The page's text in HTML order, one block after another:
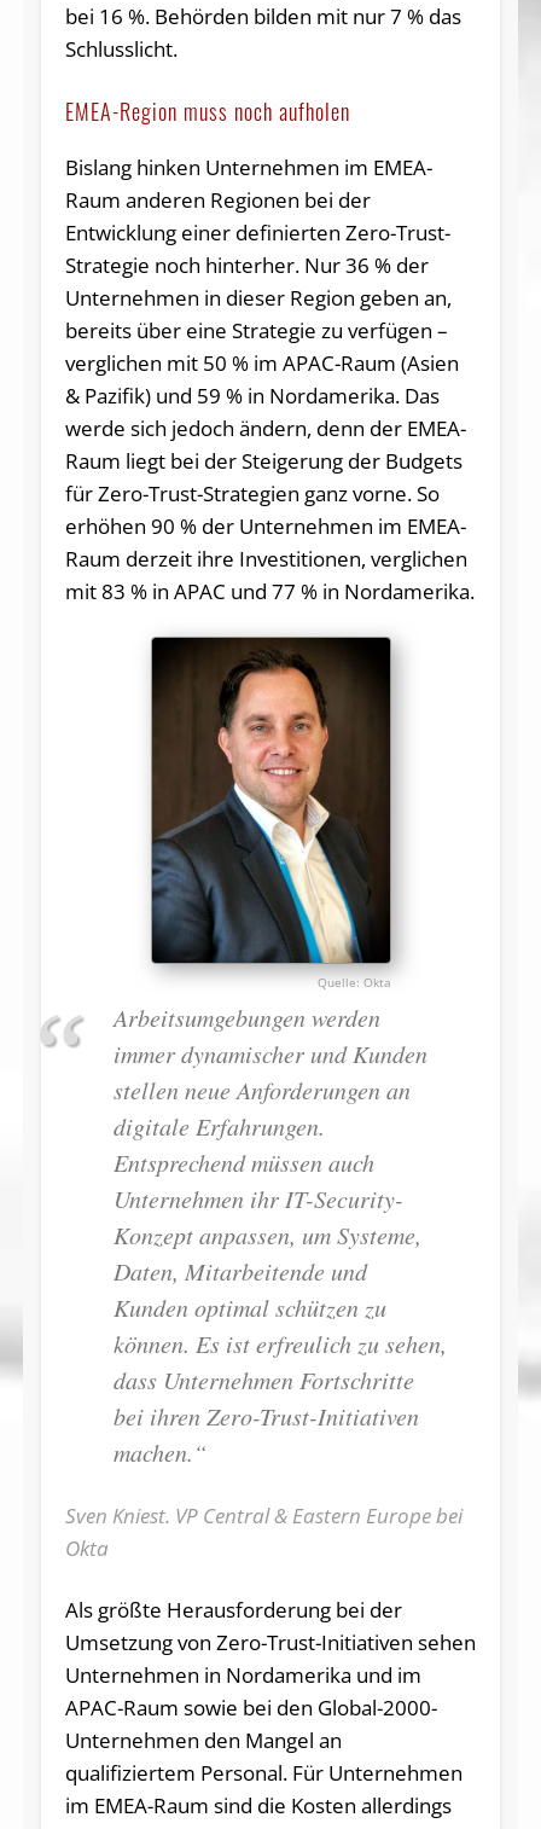
bei 16 %. Behörden bilden mit nur 7 % das
Schlusslicht.
EMEA-Region muss noch aufholen
Bislang hinken Unternehmen im EMEA-
Raum anderen Regionen bei der
Entwicklung einer definierten Zero-Trust-
Strategie noch hinterher. Nur 36 % der
Unternehmen in dieser Region geben an,
bereits über eine Strategie zu verfügen –
verglichen mit 50 % im APAC-Raum (Asien
& Pazifik) und 59 % in Nordamerika. Das
werde sich jedoch ändern, denn der EMEA-
Raum liegt bei der Steigerung der Budgets
für Zero-Trust-Strategien ganz vorne. So
erhöhen 90 % der Unternehmen im EMEA-
Raum derzeit ihre Investitionen, verglichen
mit 83 % in APAC und 77 % in Nordamerika.
Okta
Arbeitsumgebungen werden
immer dynamischer und Kunden
stellen neue Anforderungen an
digitale Erfahrungen.
Entsprechend müssen auch
Unternehmen ihr IT-Security-
Konzept anpassen, um Systeme,
Daten, Mitarbeitende und
Kunden optimal schützen zu
können. Es ist erfreulich zu sehen,
dass Unternehmen Fortschritte
bei ihren Zero-Trust-Initiativen
machen.“
Sven Kniest. VP Central & Eastern Europe bei
Okta
Als größte Herausforderung bei der
Umsetzung von Zero-Trust-Initiativen sehen
Unternehmen in Nordamerika und im
APAC-Raum sowie bei den Global-2000-
Unternehmen den Mangel an
qualifiziertem Personal. Für Unternehmen
im EMEA-Raum sind die Kosten allerdings